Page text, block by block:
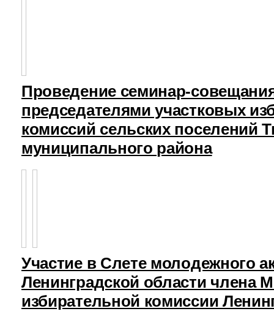
Проведение семинар-
председателями участковых
комиссий сельских поселений
муниципального района
Участие в Слете молодежного
Ленинградской области члена
избирательной комиссии